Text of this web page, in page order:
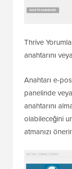
Thrive
anahtarını
Anahtarı e-
panelinde
anahtarını
olabileceğini
atmanızı